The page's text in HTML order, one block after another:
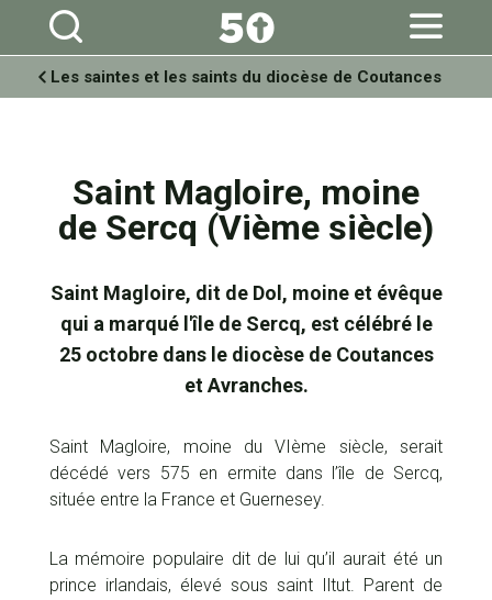
Aller
personnels
Les saintes et les saints du diocèse de Coutances
Saint Magloire, moine
de Sercq (Vième siècle)
Saint Magloire, dit de Dol, moine et évêque
qui a marqué l'île de Sercq, est célébré le
25 octobre dans le diocèse de Coutances
et Avranches.
Saint Magloire, moine du VIème siècle, serait
décédé vers 575 en ermite dans l’île de Sercq,
située entre la France et Guernesey.
La mémoire populaire dit de lui qu’il aurait été un
prince irlandais, élevé sous saint Iltut. Parent de